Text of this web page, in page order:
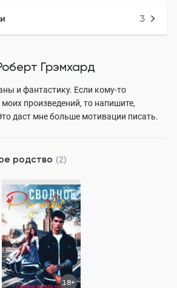
3
Грэмхард
и фантастику. Если кому-то
произведений, то напишите,
даст мне больше мотивации писать.
родство (2)
18+